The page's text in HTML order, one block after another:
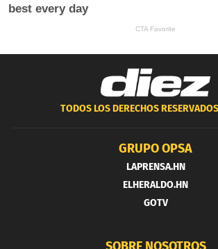
TODOS LOS DERECHOS
GRUPO OPSA
LAPRENSA.HN
ELHERALDO.HN
GOTV
SOBRE NOSOTROS